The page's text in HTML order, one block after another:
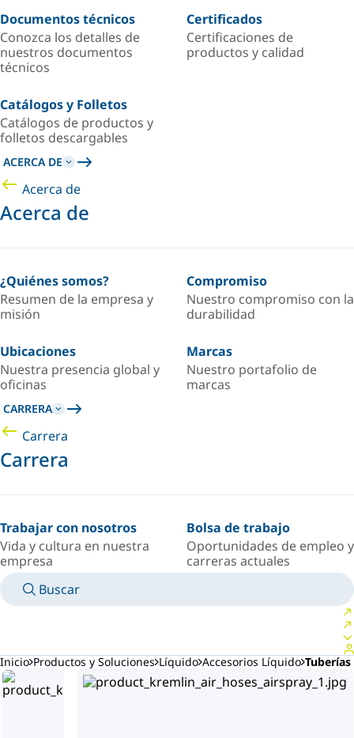
Documentos técnicos
Conozca los detalles de
nuestros documentos
técnicos
Certificados
Certificaciones de
productos y calidad
Catálogos y Folletos
Catálogos de productos y
folletos descargables
ACERCA DE
Acerca de
Acerca de
¿Quiénes somos?
Resumen de la empresa y
misión
Compromiso
Nuestro compromiso con la
durabilidad
Ubicaciones
Nuestra presencia global y
oficinas
Marcas
Nuestro portafolio de
marcas
CARRERA
Carrera
Carrera
Trabajar con nosotros
Vida y cultura en nuestra
empresa
Bolsa de trabajo
Oportunidades de empleo y
carreras actuales
Buscar
Inicio Productos y Soluciones Líquido Accesorios Líquido